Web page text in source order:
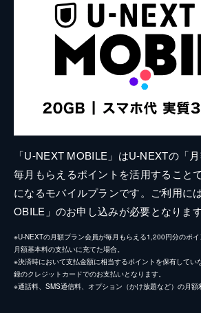
「U-NEXT MOBILE」はU-NEXTの「
毎月もらえるポイントを活用すること
になるモバイルプランです。ご利用に
OBILE」のお申し込みが必要となります
※U-NEXTの月額プラン会員が毎月もらえる1,200円分のポ
月額基本料の支払いに充てた場合。
※決済時において支払金額に相当するポイントを保有してい
録のクレジットカードでのお支払いとなります。
※通話料、SMS通信料、オプション（かけ放題など）の月額